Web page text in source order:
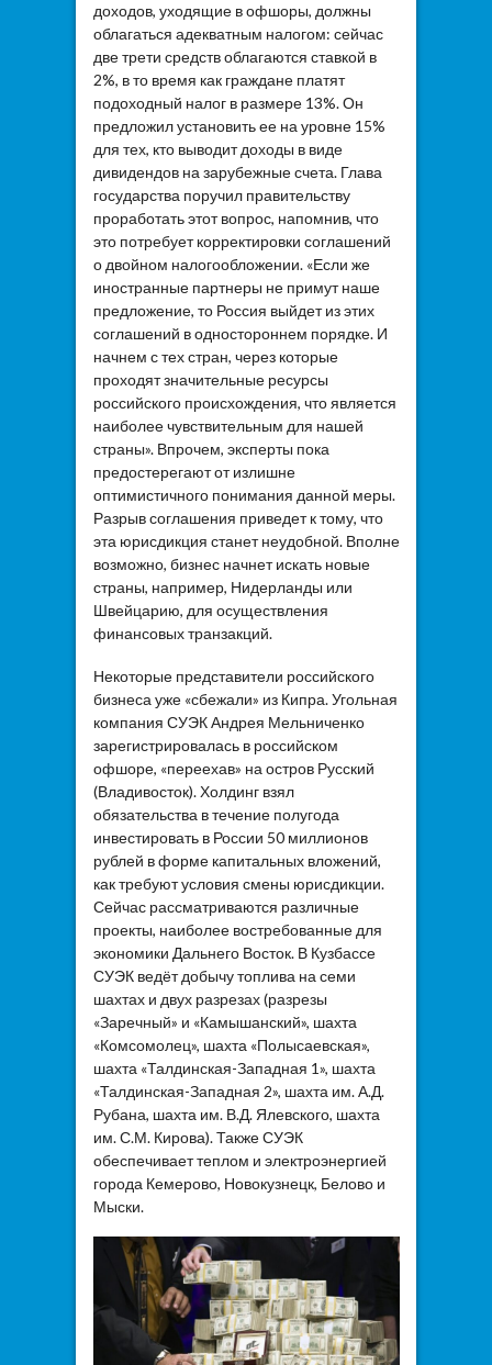
доходов, уходящие в офшоры, должны
облагаться адекватным налогом: сейчас
две трети средств облагаются ставкой в
2%, в то время как граждане платят
подоходный налог в размере 13%. Он
предложил установить ее на уровне 15%
для тех, кто выводит доходы в виде
дивидендов на зарубежные счета. Глава
государства поручил правительству
проработать этот вопрос, напомнив, что
это потребует корректировки соглашений
о двойном налогообложении. «Если же
иностранные партнеры не примут наше
предложение, то Россия выйдет из этих
соглашений в одностороннем порядке. И
начнем с тех стран, через которые
проходят значительные ресурсы
российского происхождения, что является
наиболее чувствительным для нашей
страны». Впрочем, эксперты пока
предостерегают от излишне
оптимистичного понимания данной меры.
Разрыв соглашения приведет к тому, что
эта юрисдикция станет неудобной. Вполне
возможно, бизнес начнет искать новые
страны, например, Нидерланды или
Швейцарию, для осуществления
финансовых транзакций.
Некоторые представители российского
бизнеса уже «сбежали» из Кипра. Угольная
компания СУЭК Андрея Мельниченко
зарегистрировалась в российском
офшоре, «переехав» на остров Русский
(Владивосток). Холдинг взял
обязательства в течение полугода
инвестировать в России 50 миллионов
рублей в форме капитальных вложений,
как требуют условия смены юрисдикции.
Сейчас рассматриваются различные
проекты, наиболее востребованные для
экономики Дальнего Восток. В Кузбассе
СУЭК ведёт добычу топлива на семи
шахтах и двух разрезах (разрезы
«Заречный» и «Камышанский», шахта
«Комсомолец», шахта «Полысаевская»,
шахта «Талдинская-Западная 1», шахта
«Талдинская-Западная 2», шахта им. А.Д.
Рубана, шахта им. В.Д. Ялевского, шахта
им. С.М. Кирова). Также СУЭК
обеспечивает теплом и электроэнергией
города Кемерово, Новокузнецк, Белово и
Мыски.